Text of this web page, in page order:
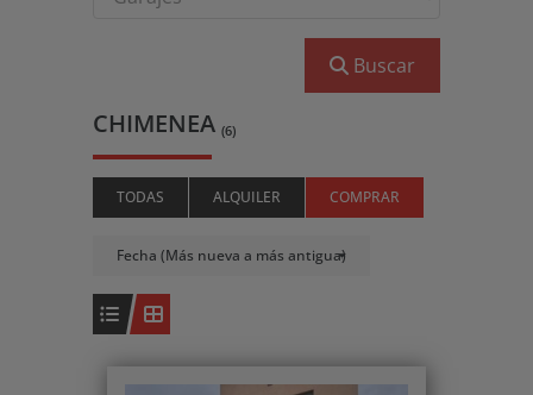
Buscar
CHIMENEA (6)
TODAS ALQUILER COMPRAR
Fecha (Más nueva a más antigua)